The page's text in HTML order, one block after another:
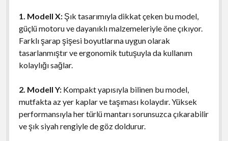
1. Modell X:Şık tasarımıyla dikkat çeken bu model,
güçlü motoru ve dayanıklı malzemeleriyle öne çıkıyor.
Farklı şarap şişesi boyutlarına uygun olarak
tasarlanmıştır ve ergonomik tutuşuyla da kullanım
kolaylığı sağlar.
2. Modell Y:Kompakt yapısıyla bilinen bu model,
mutfakta az yer kaplar ve taşıması kolaydır. Yüksek
performansıyla her türlü mantarı sorunsuzca çıkarabilir
ve şık siyah rengiyle de göz doldurur.